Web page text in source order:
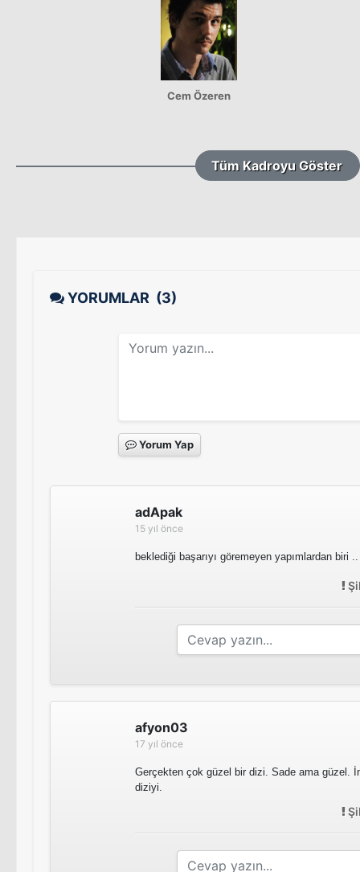
Cem Özeren
Tüm Kadroyu Göster
YORUMLAR (3)
Yorum Yap
adApak
15 yıl önce
beklediği başarıyı göremeyen yapımlardan biri ..
afyon03
17 yıl önce
Gerçekten çok güzel bir dizi. Sade ama güzel.
diziyi.